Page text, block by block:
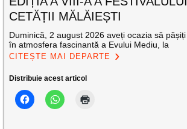
CETĂȚII MĂLĂIEȘTI
Duminică, 2 august 2026 aveți ocazia să pășiți
în atmosfera fascinantă a Evului Mediu, la
CITEȘTE MAI DEPARTE
Distribuie acest articol